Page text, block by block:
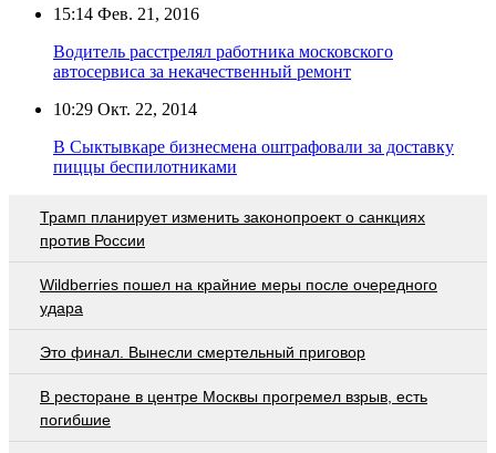
15:14 Фев. 21, 2016
Водитель расстрелял работника московского
автосервиса за некачественный ремонт
10:29 Окт. 22, 2014
В Сыктывкаре бизнесмена оштрафовали за доставку
пиццы беспилотниками
Трамп планирует изменить законопроект о санкциях
против России
Wildberries пошел на крайние меры после очередного
удара
Это финал. Вынесли смертельный приговор
В ресторане в центре Москвы прогремел взрыв, есть
погибшие